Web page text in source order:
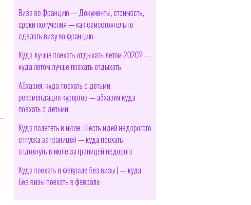
Виза во Францию — Документы, стоимость,
сроки получения — как самостоятельно
сделать визу во францию
Куда лучше поехать отдыхать летом 2020? —
куда летом лучше поехать отдыхать
Абхазия, куда поехать с детьми,
рекомендации курортов — абхазия куда
поехать с детьми
Куда полететь в июле: Шесть идей недорогого
отпуска за границей — куда поехать
отдохнуть в июле за границей недорого
Куда поехать в феврале без визы | — куда
без визы поехать в феврале